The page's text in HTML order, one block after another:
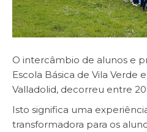
O intercâmbio de alunos e
Escola Básica de Vila Verde
Valladolid, decorreu entre
Isto significa uma
transformadora para os